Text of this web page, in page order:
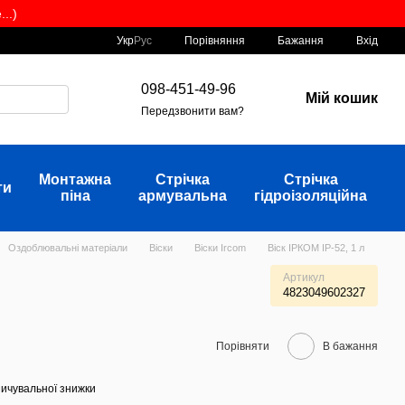
УкрРус Порівняння Бажання Вхід
098-451-49-96
Передзвонити вам?
Мій кошик
Монтажна
піна
Стрічка
армувальна
Стрічка
гідроізоляційна
Оздоблювальні матеріали Віски Віски Ircom Віск ІРКОМ ІР-52, 1 л
Артикул
4823049602327
Порівняти В бажання
знижки